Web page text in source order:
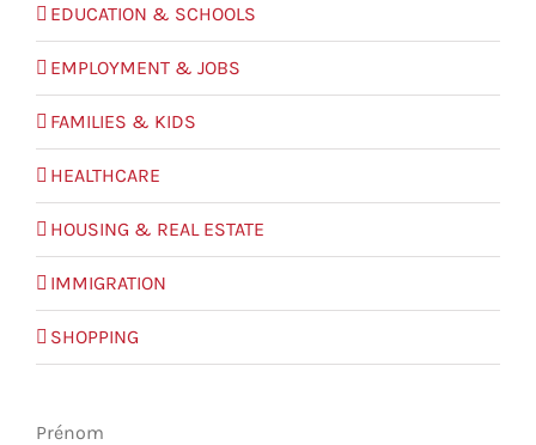
EDUCATION & SCHOOLS
EMPLOYMENT & JOBS
FAMILIES & KIDS
HEALTHCARE
HOUSING & REAL ESTATE
IMMIGRATION
SHOPPING
Prénom